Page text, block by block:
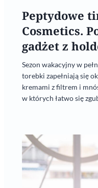
Peptydowe
Cosmetics.
gadżet z
Sezon wakacyjny w
torebki zapełniają się
kremami z filtrem i
w których łatwo się